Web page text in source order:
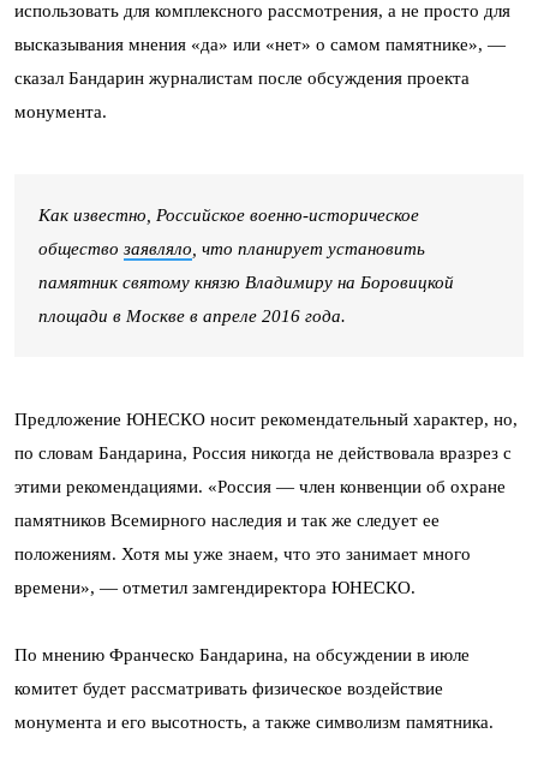
использовать для комплексного рассмотрения, а не просто для
высказывания мнения «да» или «нет» о самом памятнике», —
сказал Бандарин журналистам после обсуждения проекта
монумента.
Как известно, Российское военно-историческое
общество заявляло , что планирует установить
памятник святому князю Владимиру на Боровицкой
площади в Москве в апреле 2016 года.
Предложение ЮНЕСКО носит рекомендательный характер, но,
по словам Бандарина, Россия никогда не действовала вразрез с
этими рекомендациями. «Россия — член конвенции об охране
памятников Всемирного наследия и так же следует ее
положениям. Хотя мы уже знаем, что это занимает много
времени», — отметил замгендиректора ЮНЕСКО.
По мнению Франческо Бандарина, на обсуждении в июле
комитет будет рассматривать физическое воздействие
монумента и его высотность, а также символизм памятника.